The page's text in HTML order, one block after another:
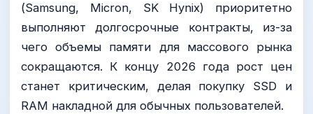
(Samsung, Micron, SK Hynix) приоритетно
выполняют долгосрочные контракты, из-за
чего объемы памяти для массового рынка
сокращаются. К концу 2026 года рост цен
станет критическим, делая покупку SSD и
RAM накладной для обычных пользователей.